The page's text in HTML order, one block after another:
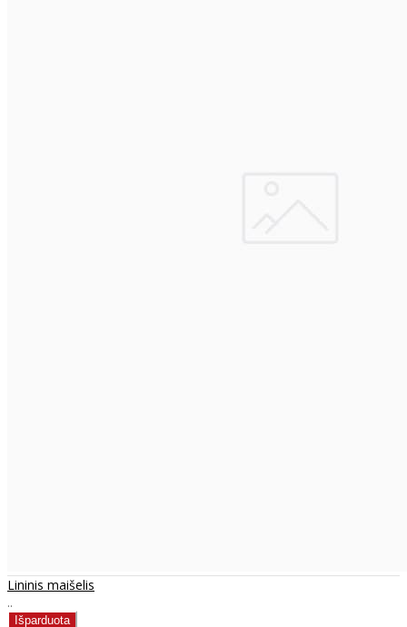
Lininis maišelis
..